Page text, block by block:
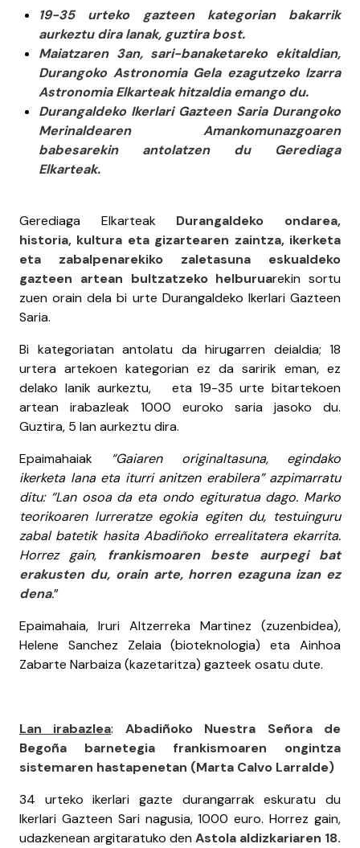
19-35 urteko gazteen kategorian bakarrik
aurkeztu dira lanak, guztira bost.
Maiatzaren 3an, sari-banaketareko ekitaldian,
Durangoko Astronomia Gela ezagutzeko Izarra
Astronomia Elkarteak hitzaldia emango du.
Durangaldeko Ikerlari Gazteen Saria Durangoko
Merinaldearen Amankomunazgoaren
babesarekin antolatzen du Gerediaga
Elkarteak.
Gerediaga Elkarteak Durangaldeko ondarea,
historia, kultura eta gizartearen zaintza, ikerketa
eta zabalpenarekiko zaletasuna eskualdeko
gazteen artean bultzatzeko helburuarekin sortu
zuen orain dela bi urte Durangaldeko Ikerlari Gazteen
Saria.
Bi kategoriatan antolatu da hirugarren deialdia; 18
urtera artekoen kategorian ez da saririk eman, ez
delako lanik aurkeztu, eta 19-35 urte bitartekoen
artean irabazleak 1000 euroko saria jasoko du.
Guztira, 5 lan aurkeztu dira.
Epaimahaiak “Gaiaren originaltasuna, egindako
ikerketa lana eta iturri anitzen erabilera” azpimarratu
ditu: “Lan osoa da eta ondo egituratua dago. Marko
teorikoaren lurreratze egokia egiten du, testuinguru
zabal batetik hasita Abadiñoko errealitatera ekarrita.
Horrez gain, frankismoaren beste aurpegi bat
erakusten du, orain arte, horren ezaguna izan ez
dena.”
Epaimahaia, Iruri Altzerreka Martinez (zuzenbidea),
Helene Sanchez Zelaia (bioteknologia) eta Ainhoa
Zabarte Narbaiza (kazetaritza) gazteek osatu dute.
Lan irabazlea: Abadiñoko Nuestra Señora de
Begoña barnetegia frankismoaren ongintza
sistemaren hastapenetan (Marta Calvo Larralde)
34 urteko ikerlari gazte durangarrak eskuratu du
Ikerlari Gazteen Sari nagusia, 1000 euro. Horrez gain,
udazkenean argitaratuko denAstola aldizkariaren 18.